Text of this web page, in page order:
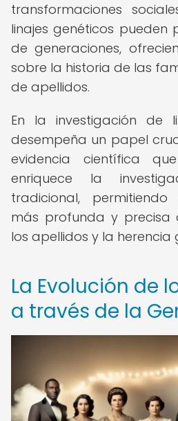
transformaciones
linajes genéticos
de generaciones,
sobre la historia de las
de apellidos.
En la investigación de
desempeña un papel
evidencia científica
enriquece la
tradicional,
más profunda y precisa
los apellidos y la herencia
La Evolución de
a través de la